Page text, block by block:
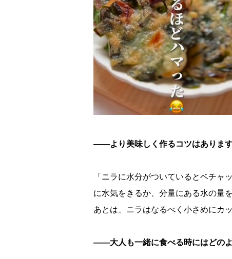
――より美味しく作るコツはあります
「ニラに水分がついているとベチャ
に水気をきるか、分量にある水の量
あとは、ニラはなるべく小さめにカ
――大人も一緒に食べる時にはどの